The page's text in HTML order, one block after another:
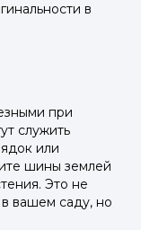
в
при
служить
или
шины землей
Это не
вашем саду, но